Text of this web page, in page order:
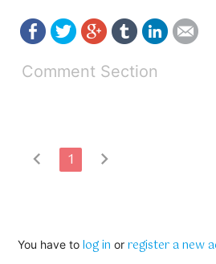
Comment Section
chevron_left 1 chevron_right
You have tolog in orregister a new